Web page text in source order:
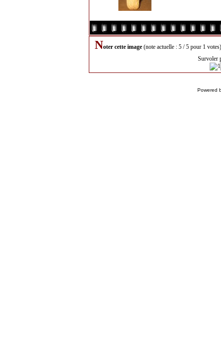
Noter cette image (note actuelle : 5 / 5 pour 1 votes)
Survoler
Powered